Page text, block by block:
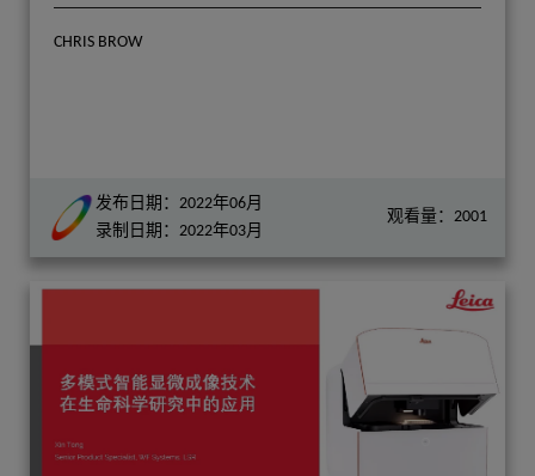
CHRIS BROW
发布日期：2022年06月
录制日期：2022年03月
观看量：2001